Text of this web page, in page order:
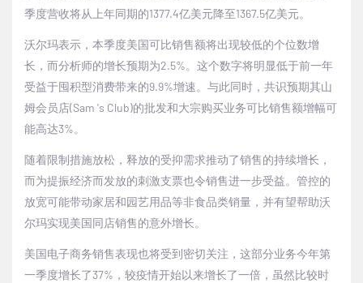
季度营收将从上年同期的1377.4亿美元降至1367.5亿美元。
沃尔玛表示，本季度美国可比销售额将出现较低的个位数增
长，而分析师的增长预期为2.5%。这个数字将明显低于前一年
受益于囤积型消费带来的9.9%增速。与此同时，共识预期其山
姆会员店(Sam 's Club)的批发和大宗购买业务可比销售额增幅可
能高达3%。
随着限制措施放松，释放的受抑需求推动了销售的持续增长，
而为提振经济而发放的刺激支票也令销售进一步受益。管控的
放宽可能带动家居和园艺用品等非食品类销量，并有望帮助沃
尔玛实现美国同店销售的意外增长。
美国电子商务销售表现也将受到密切关注，这部分业务今年第
一季度增长了37%，较疫情开始以来增长了一倍，虽然比较时